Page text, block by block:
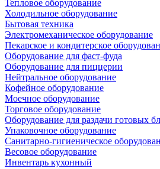
Тепловое оборудование
Холодильное оборудование
Бытовая техника
Электромеханическое оборудование
Пекарское и кондитерское
Оборудование для фаст-фуда
Оборудование для пиццерии
Нейтральное оборудование
Кофейное оборудование
Моечное оборудование
Торговое оборудование
Оборудование для раздачи готовых
Упаковочное оборудование
Санитарно-гигиеническое
Весовое оборудование
Инвентарь кухонный